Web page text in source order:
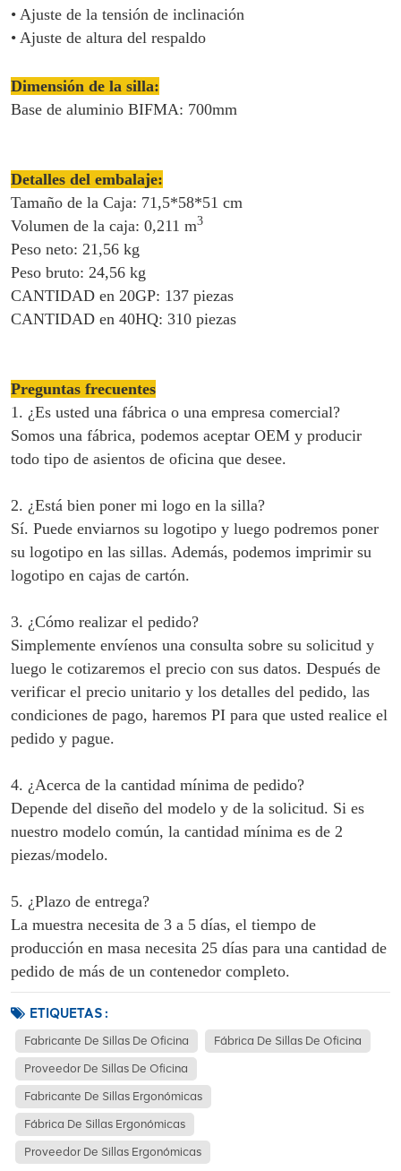
• Ajuste de la tensión de inclinación
• Ajuste de altura del respaldo
Dimensión de la silla:
Base de aluminio BIFMA: 700mm
Detalles del embalaje:
Tamaño de la Caja: 71,5*58*51 cm
Volumen de la caja: 0,211 m3
Peso neto: 21,56 kg
Peso bruto: 24,56 kg
CANTIDAD en 20GP: 137 piezas
CANTIDAD en 40HQ: 310 piezas
Preguntas frecuentes
1. ¿Es usted una fábrica o una empresa comercial?
Somos una fábrica, podemos aceptar OEM y producir
todo tipo de asientos de oficina que desee.
2. ¿Está bien poner mi logo en la silla?
Sí. Puede enviarnos su logotipo y luego podremos poner
su logotipo en las sillas. Además, podemos imprimir su
logotipo en cajas de cartón.
3. ¿Cómo realizar el pedido?
Simplemente envíenos una consulta sobre su solicitud y
luego le cotizaremos el precio con sus datos. Después de
verificar el precio unitario y los detalles del pedido, las
condiciones de pago, haremos PI para que usted realice el
pedido y pague.
4. ¿Acerca de la cantidad mínima de pedido?
Depende del diseño del modelo y de la solicitud. Si es
nuestro modelo común, la cantidad mínima es de 2
piezas/modelo.
5. ¿Plazo de entrega?
La muestra necesita de 3 a 5 días, el tiempo de
producción en masa necesita 25 días para una cantidad de
pedido de más de un contenedor completo.
ETIQUETAS :
Fabricante De Sillas De Oficina Fábrica De Sillas De Oficina
Proveedor De Sillas De Oficina
Fabricante De Sillas Ergonómicas
Fábrica De Sillas Ergonómicas
Proveedor De Sillas Ergonómicas